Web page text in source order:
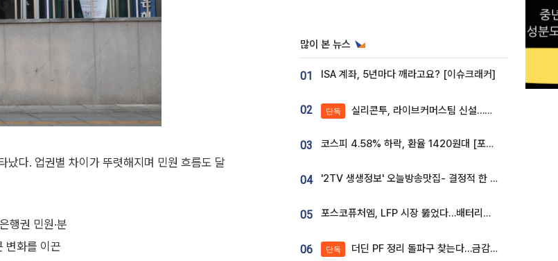
났다. 업권별 차이가 뚜렷해지며 민원 흐름도 달
행권 민원·분
변화를 이끈
많이 본 뉴스
01 ISA 계좌, 5년마다 깨라고요? [이슈크래커]
02 단독 실리콘투, 라이브커머스팀 신설…K뷰티 ‘글로벌 판매망’ 확대[K뷰티 라방戰]
03 코스피 4.58% 하락, 환율 1420원대 [포토]
04 '2TV 생생정보' 오늘방송맛집- 결정적 한 수, 3종 메밀면! 메밀 소바 맛집 '의○○○○'
05 포스코퓨처엠, LFP 시장 뚫었다…배터리사와 대규모 장기 공급 합의
06 단독 더딘 PF 정리 돌파구 찾는다…금감원, 1년 반 만에 매각설명회 재개